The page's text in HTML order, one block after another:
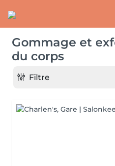
Gommage et
du corps
Filtre